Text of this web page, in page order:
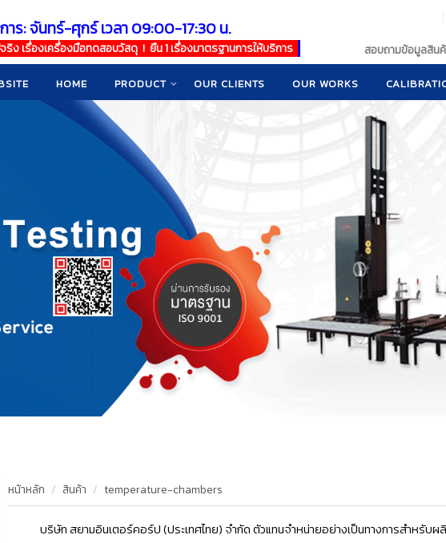
การ: จันทร์-ศุกร์ เวลา 09:00-17:30 น.
ริง เรื่องเครื่องมือทดสอบวัสดุ ! ยืน 1 เรื่องมาตรฐานการให้บริการ สอบถามข้อมูลสินค้
HOME PRODUCT OUR CLIENTS OUR WORKS
หน้าหลัก สินค้า temperature-chambers
บริษัท สยามอินเตอร์คอร์ป (ประเทศไทย) จำกัด ตัวแทนจำหน่ายอย่างเป็นทางการสำหรับ